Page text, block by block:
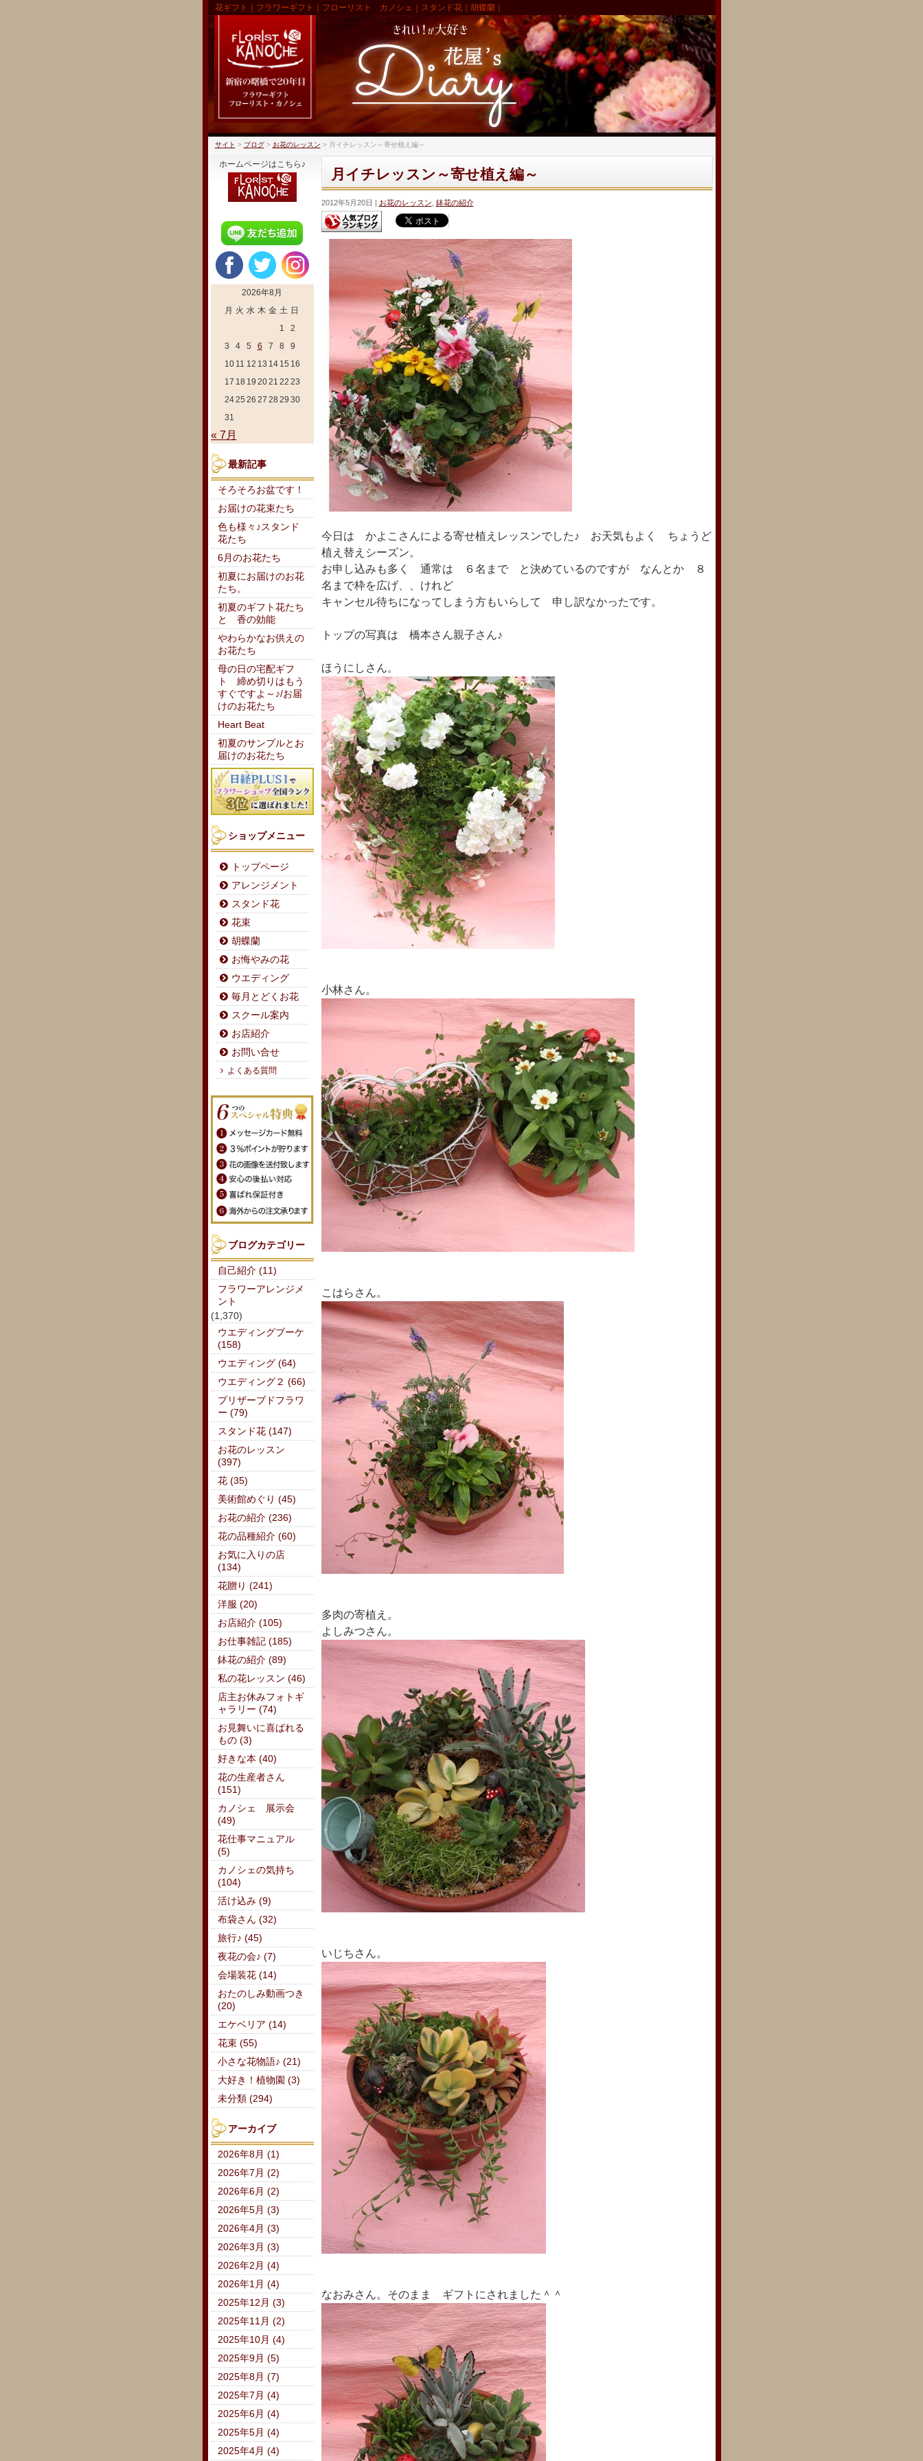
花ギフト｜フラワーギフト｜フローリスト カノシェ｜スタンド花｜胡蝶蘭｜
サイト > ブログ> お花のレッスン > 月イチレッスン～寄せ植え編～
月イチレッスン～寄せ植え編～
2012年5月20日 お花のレッスン 鉢花の紹介
今日は かよこさんによる寄せ植えレッスンでした♪ お天気もよく ちょうど
植え替えシーズン。
お申し込みも多く 通常は ６名まで と決めているのですが なんとか ８
名まで枠を広げ、、けれど
キャンセル待ちになってしまう方もいらして 申し訳なかったです。
トップの写真は 橋本さん親子さん♪
ほうにしさん。
小林さん。
こはらさん。
多肉の寄植え。
よしみつさん。
いじちさん。
なおみさん。そのまま ギフトにされました＾＾
ホームページはこちら♪
2026年8月
月 火 水 木 金 土 日
1
2
3
4 5 6 7 8
9
10 11 12 13 14 15 16
17 18 19 2021 22 23
2425 26 27 28 29 30
31
« 7月
最新記事
そろそろお盆です！
お届けの花束たち
色も様々♪スタンド
花たち
6月のお花たち
初夏にお届けのお花
たち。
初夏のギフト花たち
と 香の効能
やわらかなお供えの
お花たち
母の日の宅配ギフ
ト 締め切りはもう
すぐですよ～♪/お届
けのお花たち
Heart Beat
初夏のサンプルとお
届けのお花たち
ショップメニュー
トップページ
アレンジメント
スタンド花
花束
胡蝶蘭
お悔やみの花
ウエディング
毎月とどくお花
スクール案内
お店紹介
お問い合せ
よくある質問
ブログカテゴリー
自己紹介 (11)
フラワーアレンジメ
ント
(1,370)
ウエディングブーケ
(158)
ウエディング (64)
ウエディング２ (66)
プリザーブドフラワ
ー (79)
スタンド花 (147)
お花のレッスン
(397)
花 (35)
美術館めぐり (45)
お花の紹介 (236)
花の品種紹介 (60)
お気に入りの店
(134)
花贈り (241)
洋服 (20)
お店紹介 (105)
お仕事雑記 (185)
鉢花の紹介 (89)
私の花レッスン (46)
店主お休みフォトギ
ャラリー (74)
お見舞いに喜ばれる
もの (3)
好きな本 (40)
花の生産者さん
(151)
カノシェ 展示会
(49)
花仕事マニュアル
(5)
カノシェの気持ち
(104)
活け込み (9)
布袋さん (32)
旅行♪ (45)
夜花の会♪ (7)
会場装花 (14)
おたのしみ動画つき
(20)
エケベリア (14)
花束 (55)
小さな花物語♪ (21)
大好き！植物園 (3)
未分類 (294)
アーカイブ
2026年8月 (1)
2026年7月 (2)
2026年6月 (2)
2026年5月 (3)
2026年4月 (3)
2026年3月 (3)
2026年2月 (4)
2026年1月 (4)
2025年12月 (3)
2025年11月 (2)
2025年10月 (4)
2025年9月 (5)
2025年8月 (7)
2025年7月 (4)
2025年6月 (4)
2025年5月 (4)
2025年4月 (4)